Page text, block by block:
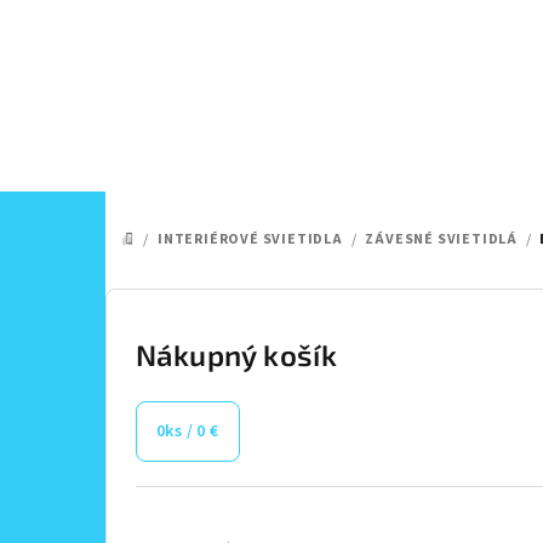
DOMOV
/ INTERIÉROVÉ SVIETIDLA / ZÁVESNÉ SVIETIDLÁ /
B
Nákupný košík
0ks / 0 €